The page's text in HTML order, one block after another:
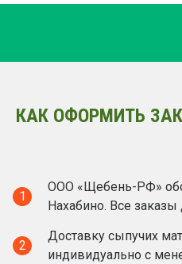
КАК ОФОРМИТЬ
1
ООО «Щебень-РФ»
Нахабино. Все
2
Доставку сыпучих
индивидуально с